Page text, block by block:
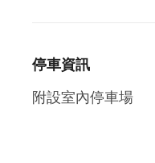
停車資訊
附設室內停車場